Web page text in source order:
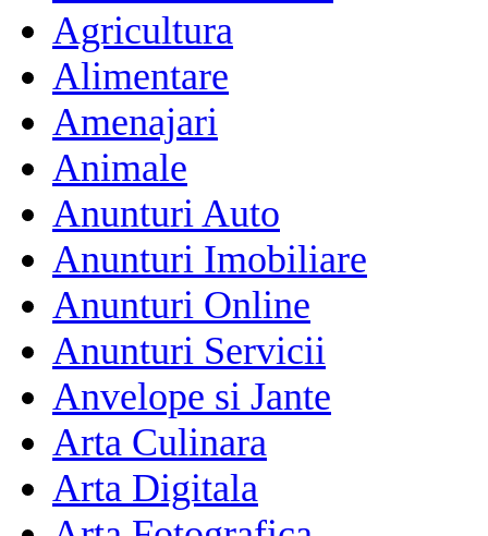
Agricultura
Alimentare
Amenajari
Animale
Anunturi Auto
Anunturi Imobiliare
Anunturi Online
Anunturi Servicii
Anvelope si Jante
Arta Culinara
Arta Digitala